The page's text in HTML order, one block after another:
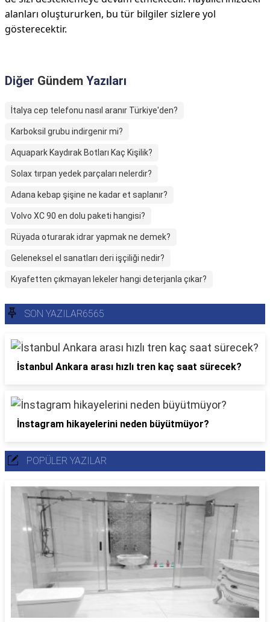
alanları oluştururken, bu tür bilgiler sizlere yol
gösterecektir.
Diğer Gündem Yazıları
İtalya cep telefonu nasıl aranır Türkiye'den?
Karboksil grubu indirgenir mi?
Aquapark Kaydırak Botları Kaç Kişilik?
Solax tırpan yedek parçaları nelerdir?
Adana kebap şişine ne kadar et saplanır?
Volvo XC 90 en dolu paketi hangisi?
Rüyada oturarak idrar yapmak ne demek?
Geleneksel el sanatları deri işçiliği nedir?
Kıyafetten çıkmayan lekeler hangi deterjanla çıkar?
SON YAZILAR6565
İstanbul Ankara arası hızlı tren kaç saat sürecek?
İnstagram hikayelerini neden büyütmüyor?
POPÜLER YAZILAR